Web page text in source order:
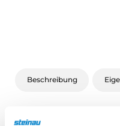
Beschreibung